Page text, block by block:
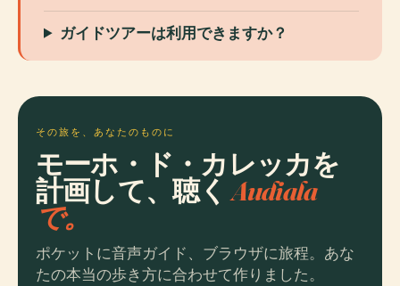
ガイドツアーは利用できますか？
その旅を、あなたのものに
モーホ・ド・カレッカを
計画して、聴く Audiala
で。
ポケットに音声ガイド、ブラウザに旅程。あな
たの本当の歩き方に合わせて作りました。